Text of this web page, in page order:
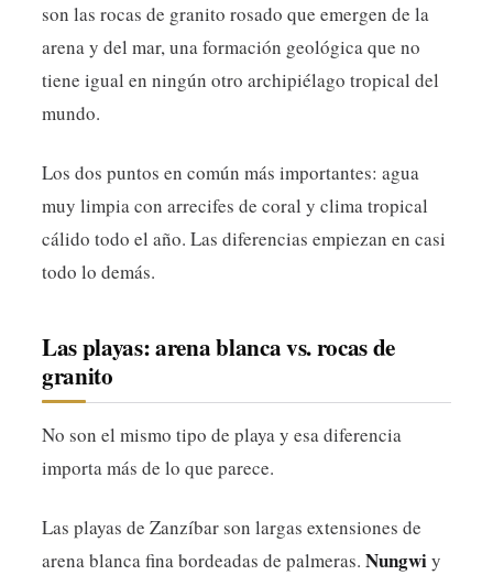
son las rocas de granito rosado que emergen de la
arena y del mar, una formación geológica que no
tiene igual en ningún otro archipiélago tropical del
mundo.
Los dos puntos en común más importantes: agua
muy limpia con arrecifes de coral y clima tropical
cálido todo el año. Las diferencias empiezan en casi
todo lo demás.
Las playas: arena blanca vs. rocas de
granito
No son el mismo tipo de playa y esa diferencia
importa más de lo que parece.
Las playas de Zanzíbar son largas extensiones de
arena blanca fina bordeadas de palmeras. Nungwiy